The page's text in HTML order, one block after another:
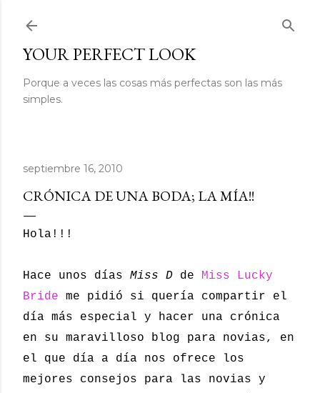
YOUR PERFECT LOOK
Porque a veces las cosas más perfectas son las más
simples.
septiembre 16, 2010
CRÓNICA DE UNA BODA; LA MÍA!!
Hola!!!
Hace unos días Miss D de Miss Lucky
Bride me pidió si quería compartir el
día más especial y hacer una crónica
en su maravilloso blog para novias, en
el que día a día nos ofrece los
mejores consejos para las novias y